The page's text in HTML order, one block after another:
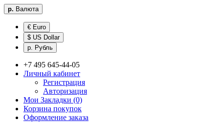
р. Валюта
€ Euro
$ US Dollar
р. Рубль
+7 495 645-44-05
Личный кабинет
Регистрация
Авторизация
Мои Закладки (0)
Корзина покупок
Оформление заказа